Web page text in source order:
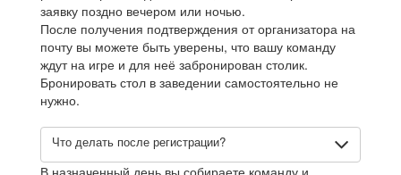
заявку поздно вечером или ночью.
После получения подтверждения от организатора на
почту вы можете быть уверены, что вашу команду
ждут на игре и для неё забронирован столик.
Бронировать стол в заведении самостоятельно не
нужно.
Что делать после регистрации?
В назначенный день вы собираете команду и